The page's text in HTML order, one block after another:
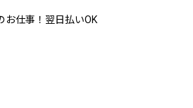
お仕事！翌日払いOK